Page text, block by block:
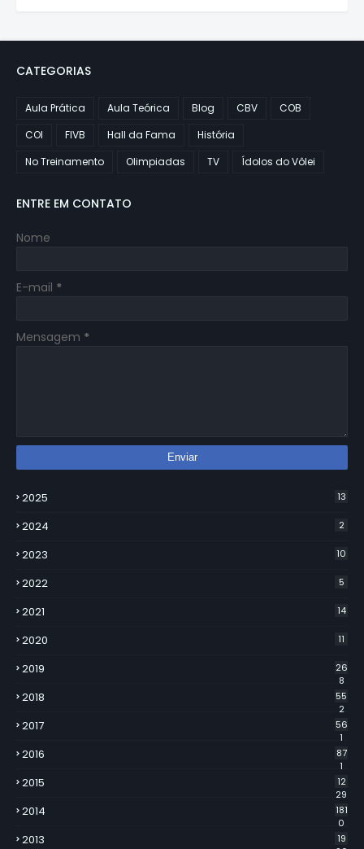
CATEGORIAS
Aula Prática Aula Teórica Blog CBV
COB
COI
FIVB Hall da Fama
História
No Treinamento
Olimpiadas TV Ídolos do Vôlei
ENTRE EM CONTATO
Nome
E-mail *
Mensagem *
2025 13
2024 2
2023 10
2022 5
2021 14
2020 11
2019
26
8
2018
55
2
2017
56
1
2016
87
1
2015
12
29
2014
181
0
2013
19